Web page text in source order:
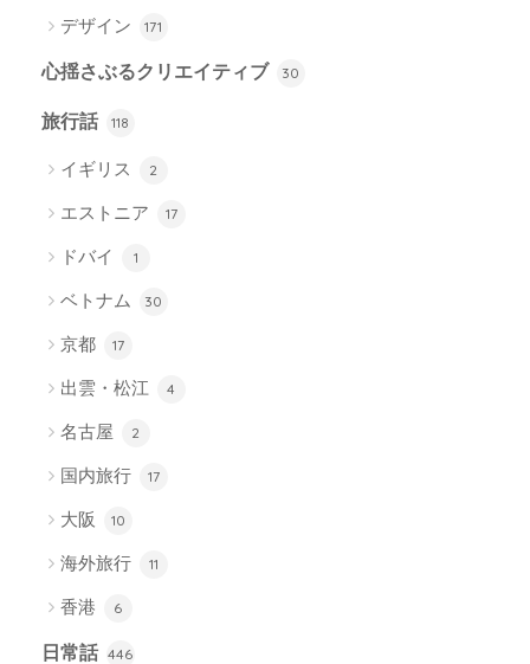
デザイン 171
心揺さぶるクリエイティブ 30
旅行話 118
イギリス 2
エストニア 17
ドバイ 1
ベトナム 30
京都 17
出雲・松江 4
名古屋 2
国内旅行 17
大阪 10
海外旅行 11
香港 6
日常話 446